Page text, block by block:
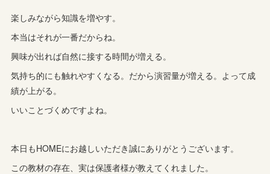
楽しみながら知識を増やす。
本当はそれが一番だからね。
興味が出れば自然に接する時間が増える。
気持ち的にも触れやすくなる。だから演習量が増える。よって成
績が上がる。
いいことづくめですよね。
本日もHOMEにお越しいただき誠にありがとうございます。
この教材の存在、実は保護者様が教えてくれました。